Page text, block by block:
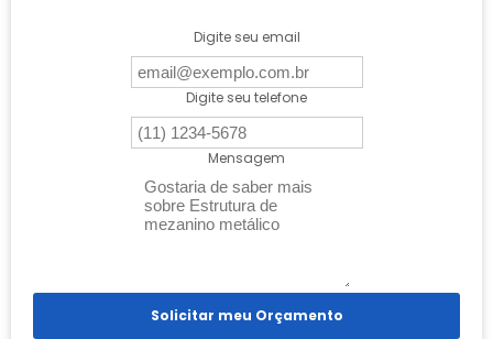
Digite seu email
Digite seu telefone
Mensagem
Solicitar meu Orçamento